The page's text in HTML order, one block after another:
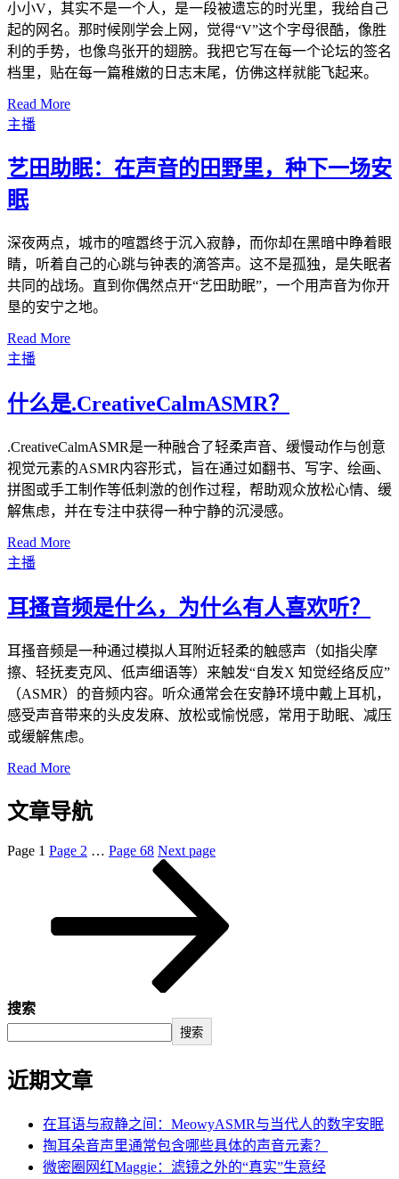
小小V，其实不是一个人，是一段被遗忘的时光里，我给自己
起的网名。那时候刚学会上网，觉得“V”这个字母很酷，像胜
利的手势，也像鸟张开的翅膀。我把它写在每一个论坛的签名
档里，贴在每一篇稚嫩的日志末尾，仿佛这样就能飞起来。
Read More
主播
艺田助眠：在声音的田野里，种下一场安
眠
深夜两点，城市的喧嚣终于沉入寂静，而你却在黑暗中睁着眼
睛，听着自己的心跳与钟表的滴答声。这不是孤独，是失眠者
共同的战场。直到你偶然点开“艺田助眠”，一个用声音为你开
垦的安宁之地。
Read More
主播
什么是.CreativeCalmASMR？
.CreativeCalmASMR是一种融合了轻柔声音、缓慢动作与创意
视觉元素的ASMR内容形式，旨在通过如翻书、写字、绘画、
拼图或手工制作等低刺激的创作过程，帮助观众放松心情、缓
解焦虑，并在专注中获得一种宁静的沉浸感。
Read More
主播
耳搔音频是什么，为什么有人喜欢听？
耳搔音频是一种通过模拟人耳附近轻柔的触感声（如指尖摩
擦、轻抚麦克风、低声细语等）来触发“自发X 知觉经络反应”
（ASMR）的音频内容。听众通常会在安静环境中戴上耳机，
感受声音带来的头皮发麻、放松或愉悦感，常用于助眠、减压
或缓解焦虑。
Read More
文章导航
Page 1 Page 2 … Page 68 Next page
搜索
搜索
近期文章
在耳语与寂静之间：MeowyASMR与当代人的数字安眠
掏耳朵音声里通常包含哪些具体的声音元素？
微密圈网红Maggie：滤镜之外的“真实”生意经